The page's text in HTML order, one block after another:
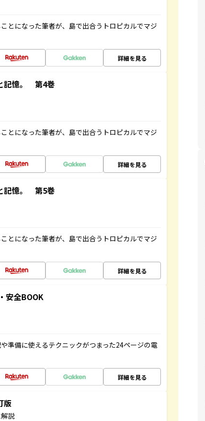
とになった筆者が、島で出合うトロピカルでマジ
詳細を見る
記憶。 第4巻
とになった筆者が、島で出合うトロピカルでマジ
詳細を見る
記憶。 第5巻
とになった筆者が、島で出合うトロピカルでマジ
詳細を見る
安全BOOK
準備に使えるテクニックがつまった24ページの電
詳細を見る
版
説